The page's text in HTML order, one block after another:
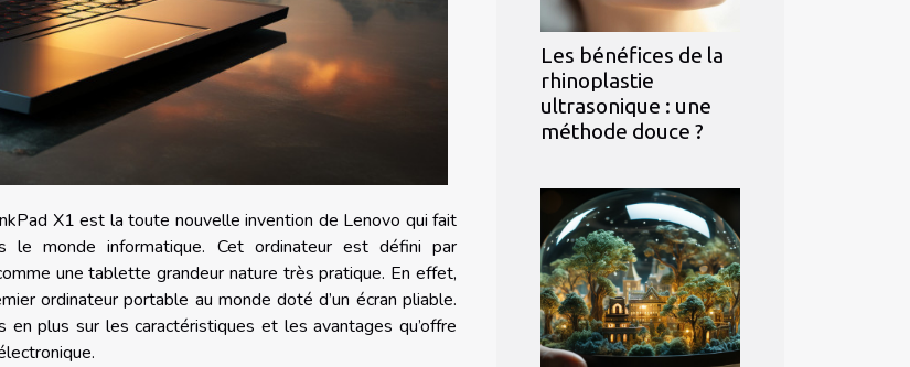
X1 est la toute nouvelle invention de Lenovo qui fait
le monde informatique. Cet ordinateur est défini par
une tablette grandeur nature très pratique. En effet,
ordinateur portable au monde doté d’un écran pliable.
en plus sur les caractéristiques et les avantages qu’offre
Les bénéfices de la
rhinoplastie
ultrasonique : une
méthode douce ?